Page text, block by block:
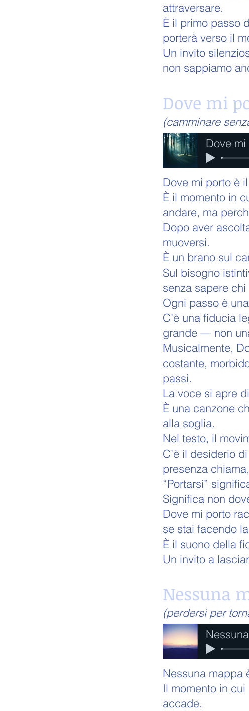
attraversare.
È il primo passo
porterà verso il
Un invito
non sappiamo
Dove mi
(camminare
Dove mi porto è
È il momento in
andare, ma
Dopo aver
muoversi.
È un brano sul
Sul bisogno
senza sapere
Ogni passo è
C’è una fiducia
grande — non
Musicalmente,
costante,
passi.
La voce si apre
È una canzone
alla soglia.
Nel testo, il
C’è il desiderio
presenza
“Portarsi”
Significa non
Dove mi porto
se stai facendo
È il suono della
Un invito a
Nessuna
(perdersi per
Nessuna mappa
Il momento in
accade.
Dove mi